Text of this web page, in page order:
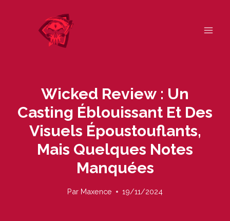
Wicked Review : Un
Casting Éblouissant Et Des
Visuels Époustouflants,
Mais Quelques Notes
Manquées
Par Maxence 19/11/2024